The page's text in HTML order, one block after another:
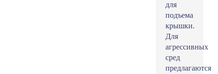
для
подъема
крышки.
Для
агрессивных
сред
предлагаются